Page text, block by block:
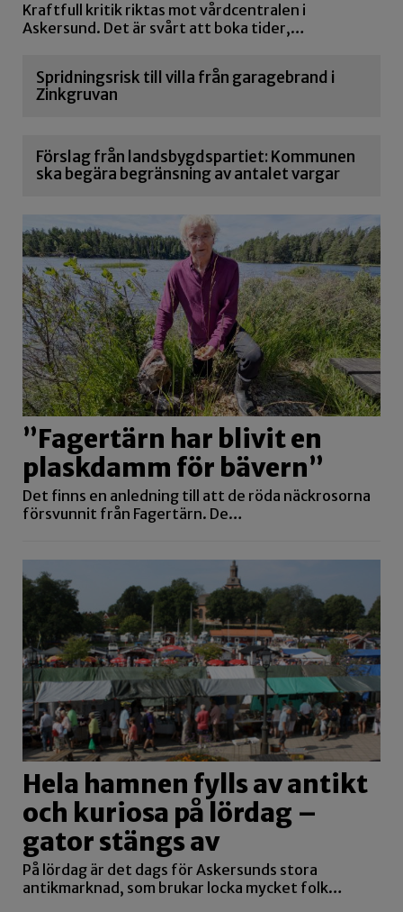
Kraftfull kritik riktas mot vårdcentralen i
Askersund. Det är svårt att boka tider,…
Spridningsrisk till villa från garagebrand i
Zinkgruvan
Förslag från landsbygdspartiet: Kommunen
ska begära begränsning av antalet vargar
”Fagertärn har blivit en
plaskdamm för bävern”
Det finns en anledning till att de röda näckrosorna
försvunnit från Fagertärn. De…
Hela hamnen fylls av antikt
och kuriosa på lördag –
gator stängs av
På lördag är det dags för Askersunds stora
antikmarknad, som brukar locka mycket folk…